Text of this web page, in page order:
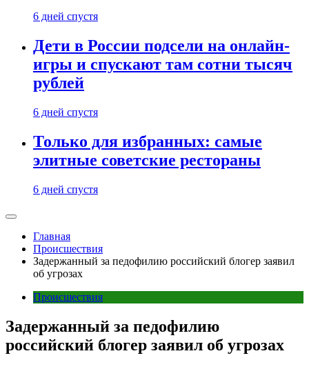
6 дней спустя
Дети в России подсели на онлайн-
игры и спускают там сотни тысяч
рублей
6 дней спустя
Только для избранных: самые
элитные советские рестораны
6 дней спустя
Главная
Происшествия
Задержанный за педофилию российский блогер заявил
об угрозах
Происшествия
Задержанный за педофилию
российский блогер заявил об угрозах